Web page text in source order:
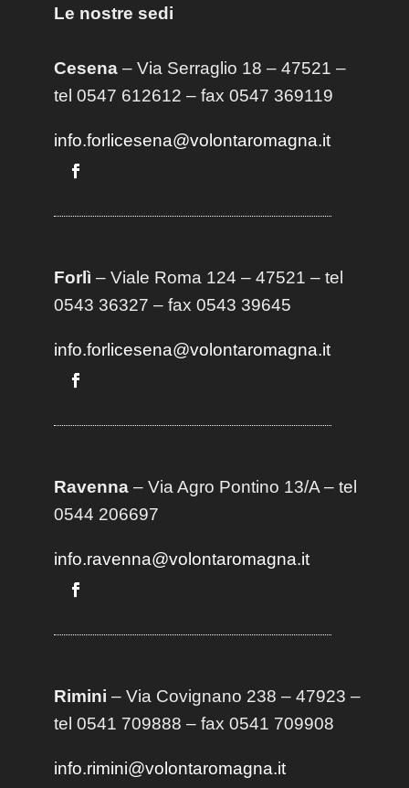
Le nostre sedi
Cesena– Via Serraglio 18 – 47521 –
tel 0547 612612 – fax 0547 369119
info.forlicesena@volontaromagna.it
Forlì – Viale Roma 124 – 47521 – tel
0543 36327 – fax 0543 39645
info.forlicesena@volontaromagna.it
Ravenna– Via Agro Pontino 13/A– tel
0544 206697
info.ravenna@volontaromagna.it
Rimini – Via Covignano 238 – 47923 –
tel 0541 709888 – fax 0541 709908
info.rimini@volontaromagna.it